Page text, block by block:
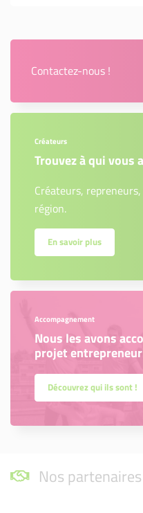
Contactez-nous !
Créateurs
Trouvez à qui vous
Créateurs,
région.
En savoir plus
Accompagnement
Nous les avons
projet
Découvrez qui ils sont !
Nos partenaires